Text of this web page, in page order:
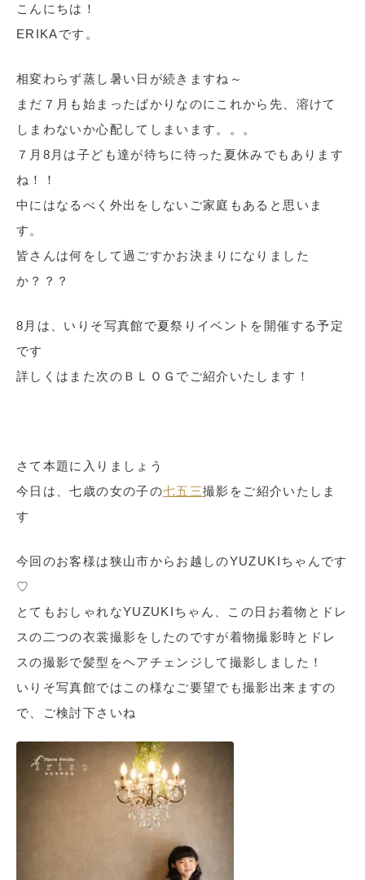
こんにちは！
ERIKAです。
相変わらず蒸し暑い日が続きますね～
まだ７月も始まったばかりなのにこれから先、溶けて
しまわないか心配してしまいます。。。
７月8月は子ども達が待ちに待った夏休みでもあります
ね！！
中にはなるべく外出をしないご家庭もあると思いま
す。
皆さんは何をして過ごすかお決まりになりました
か？？？
8月は、いりそ写真館で夏祭りイベントを開催する予定
です
詳しくはまた次のＢＬＯＧでご紹介いたします！
さて本題に入りましょう
今日は、七歳の女の子の七五三撮影をご紹介いたしま
す
今回のお客様は狭山市からお越しのYUZUKIちゃんです
♡
とてもおしゃれなYUZUKIちゃん、この日お着物とドレ
スの二つの衣裳撮影をしたのですが着物撮影時とドレ
スの撮影で髪型をヘアチェンジして撮影しました！
いりそ写真館ではこの様なご要望でも撮影出来ますの
で、ご検討下さいね